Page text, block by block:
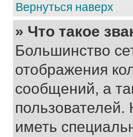
Вернуться наверх
» Что такое
Большинство
отображения
сообщений, а
иметь